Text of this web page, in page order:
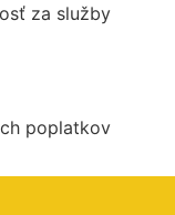
za služby
poplatkov